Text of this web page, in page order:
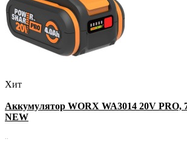
Хит
Аккумулятор WORX WA3014 20V PRO,
NEW